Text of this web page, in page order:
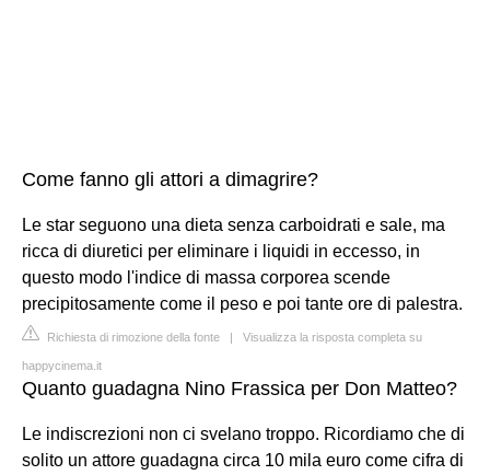
Come fanno gli attori a dimagrire?
Le star seguono una dieta senza carboidrati e sale, ma
ricca di diuretici per eliminare i liquidi in eccesso, in
questo modo l'indice di massa corporea scende
precipitosamente come il peso e poi tante ore di palestra.
Richiesta di rimozione della fonte | Visualizza la risposta completa su
happycinema.it
Quanto guadagna Nino Frassica per Don Matteo?
Le indiscrezioni non ci svelano troppo. Ricordiamo che di
solito un attore guadagna circa 10 mila euro come cifra di